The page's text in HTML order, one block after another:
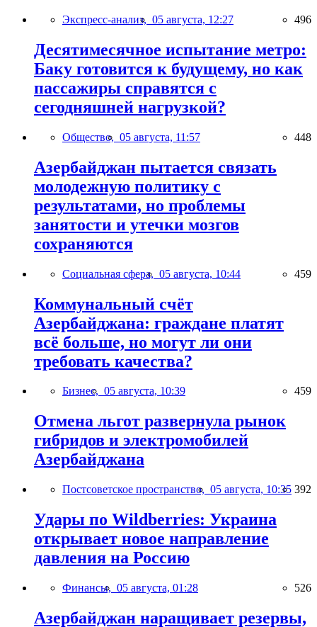
Экспресс-анализ, 05 августа, 12:27 496
Десятимесячное испытание метро:
Баку готовится к будущему, но как
пассажиры справятся с
сегодняшней нагрузкой?
Общество, 05 августа, 11:57 448
Азербайджан пытается связать
молодежную политику с
результатами, но проблемы
занятости и утечки мозгов
сохраняются
Социальная сфера, 05 августа, 10:44 459
Коммунальный счёт
Азербайджана: граждане платят
всё больше, но могут ли они
требовать качества?
Бизнес, 05 августа, 10:39 459
Отмена льгот развернула рынок
гибридов и электромобилей
Азербайджана
Постсоветское пространство, 05 августа, 10:35 392
Удары по Wildberries: Украина
открывает новое направление
давления на Россию
Финансы, 05 августа, 01:28 526
Азербайджан наращивает резервы,